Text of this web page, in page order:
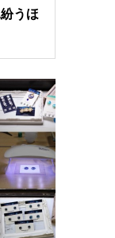
うほ